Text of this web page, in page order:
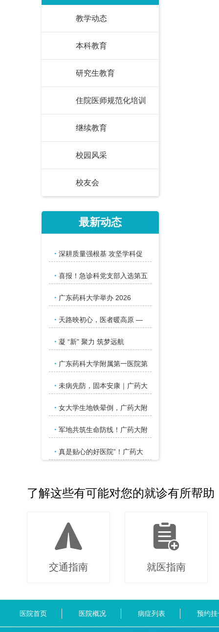
教学动态
本科教育
研究生教育
住院医师规范化培训
继续教育
校园风采
校友会
最新动态
· 深耕质量强根基 攻坚学科促
· 喜报！急诊科党支部入选第五
· 广东药科大学举办 2026
· 天路映初心，医者暖高原 —
· 凝 “新” 聚力 筑梦远航
· 广东药科大学附属第一医院第
· 未病先防，固本安康｜广药大
· 女大学生地铁晕倒，广药大附
· 军地共筑生命防线！广药大附
· 真是贴心的好医院”！广药大
了解这些有可能对您的就诊有所帮助
交通指南 就医指南
医院首页 医院概况 病症列表 预约挂